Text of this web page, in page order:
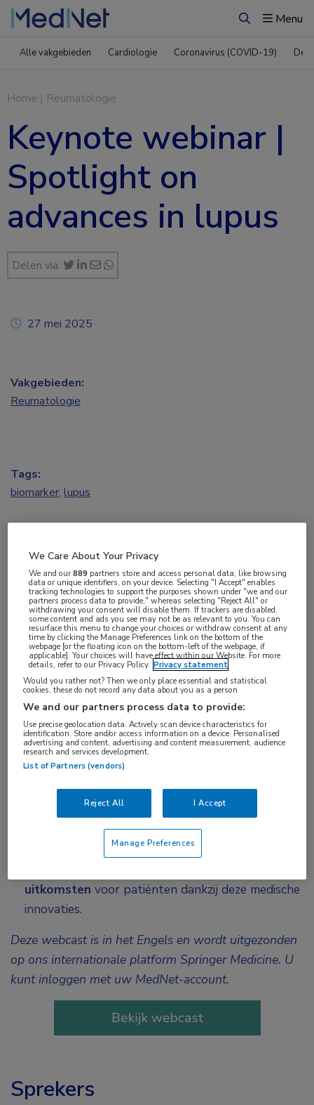
ZoekenMenu
Alle vakgebieden Cardiologie Coronavirus (COVID-19)
Home | Reumatologie
Keynote webinar |
Spotlight on
advances in lupus
Delen via:
ernstige, multipele systemen aantastende auto-
immuunziekte die vrijwel elk orgaansysteem in het
lichaam kan beschadigen. Deze aandoening gaat
gepaard met aanzienlijke morbiditeit en mortaliteit.
Ondanks de impact van SLE bleef de behandeling
decennialang grotendeels onveranderd.
In deze on demand webcast brengen
vooraanstaande experts u volledig op de hoogte
van baanbrekende ontwikkelingen in het SLE-
landschap. Er wordt dieper ingegaan op:
Nieuwe biomarkers
diagnose mogelijk maken.
Innovatieve gerichte therapieëndie een meer
gepersonaliseerde aanpak van de behandeling
uitkomsten voor patiënten dankzij deze medische
innovaties.
Deze webcast is in het Engels en wordt uitgezonden
op ons internationale platform Springer Medicine. U
kunt inloggen met uw MedNet-account.
Sprekers
27 mei 2025
Vakgebieden:
Reumatologie
Tags:
biomarker, lupus
We Care About Your Privacy
We and our889 partners store and access personal data, like browsing
data or unique identifiers, on your device. Selecting "I Accept" enables
tracking technologies to support the purposes shown under "we and our
partners process data to provide," whereas selecting "Reject All" or
withdrawing your consent will disable them. If trackers are disabled,
some content and ads you see may not be as relevant to you. You can
resurface this menu to change your choices or withdraw consent at any
time by clicking the Manage Preferences link on the bottom of the
webpage [or the floating icon on the bottom-left of the webpage, if
applicable]. Your choices will have effect within our Website. For more
details, refer to our Privacy Policy. Privacy statement
Would you rather not? Then we only place essential and statistical
cookies, these do not record any data about you as a person
We and our partners process data to provide:
Use precise geolocation data. Actively scan device characteristics for
identification. Store and/or access information on a device. Personalised
advertising and content, advertising and content measurement, audience
research and services development.
List of Partners (vendors)
Reject All I Accept
Manage Preferences